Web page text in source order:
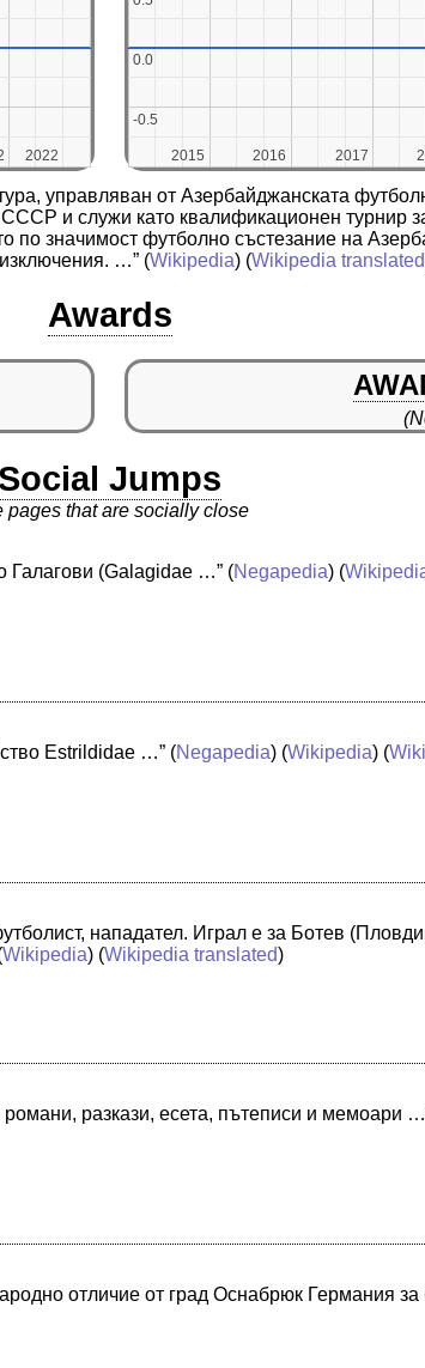
2022
2022 2015
2015 2016
2016 2017
2017
-0.5
-0.5
0.0
0.0
управляван от Азербайджанската
СССР и служи като квалификационен
значимост футболно състезание на
…” (Wikipedia) (Wikipedia translated
Awards
Social Jumps
pages that are socially close
Галагови (Galagidae …” (Negapedia) (
Estrildidae …” (Negapedia) (Wikipedia) (
нападател. Играл е за Ботев
Wikipedia) (Wikipedia translated)
разкази, есета, пътеписи и мемоари
отличие от град Оснабрюк Германия за